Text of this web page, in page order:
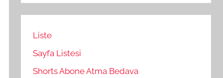
Liste
Sayfa Listesi
Shorts Abone Atma Bedava